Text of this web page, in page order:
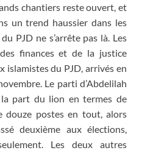
chantiers reste ouvert, et
un trend haussier dans les
PJD ne s’arrête pas là. Les
finances et de la justice
islamistes du PJD, arrivés en
Le parti d’Abdelilah
la part du lion en termes de
douze postes en tout, alors
deuxième aux élections,
Les deux autres